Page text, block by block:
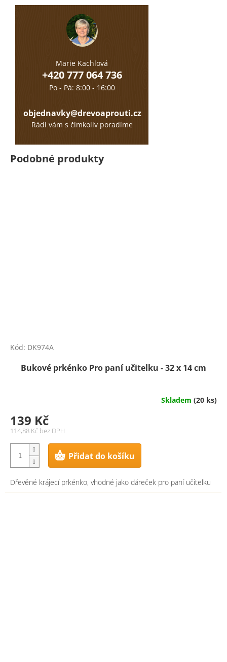
Marie Kachlová
+420 777 064 736
Po - Pá: 8:00 - 16:00
objednavky@drevoaprouti.cz
Rádi vám s čímkoliv poradíme
Podobné produkty
Bukové prkénko Pro paní učitelku - 32 x 14 cm
Skladem (20 ks)
114,88 Kč bez DPH
139 Kč
Přidat do košíku
Dřevěné krájecí prkénko, vhodné jako dáreček pro paní učitelku
Kód: DK974A